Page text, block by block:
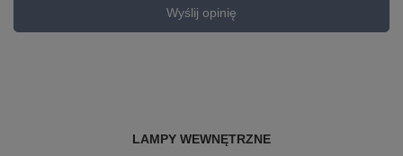
Wyślij opinię
LAMPY WEWNĘTRZNE